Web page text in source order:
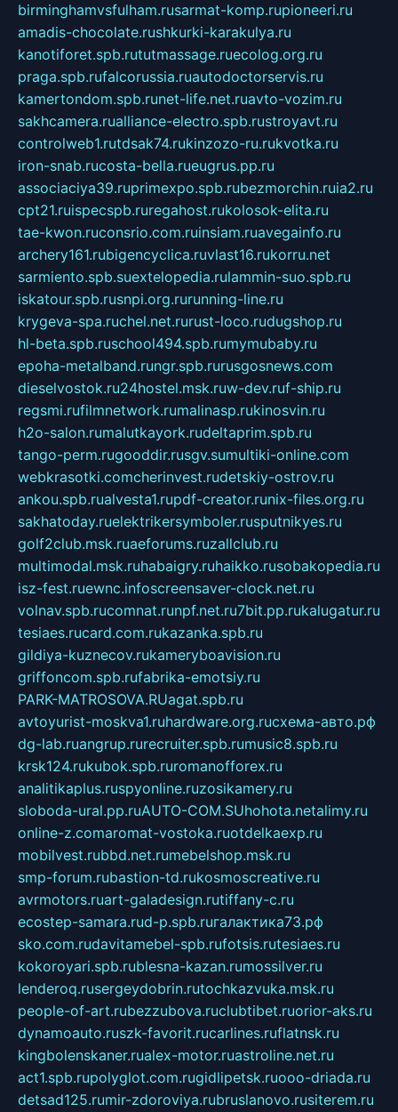
birminghamvsfulham.rusarmat-komp.rupioneeri.ru
amadis-chocolate.rushkurki-karakulya.ru
kanotiforet.spb.rututmassage.ruecolog.org.ru
praga.spb.rufalcorussia.ruautodoctorservis.ru
kamertondom.spb.runet-life.net.ruavto-vozim.ru
sakhcamera.rualliance-electro.spb.rustroyavt.ru
controlweb1.rutdsak74.rukinzozo-ru.rukvotka.ru
iron-snab.rucosta-bella.rueugrus.pp.ru
associaciya39.ruprimexpo.spb.rubezmorchin.ruia2.ru
cpt21.ruispecspb.ruregahost.rukolosok-elita.ru
tae-kwon.ruconsrio.com.ruinsiam.ruavegainfo.ru
archery161.rubigencyclica.ruvlast16.rukorru.net
sarmiento.spb.suextelopedia.rulammin-suo.spb.ru
iskatour.spb.rusnpi.org.rurunning-line.ru
krygeva-spa.ruchel.net.rurust-loco.rudugshop.ru
hl-beta.spb.ruschool494.spb.rumymubaby.ru
epoha-metalband.rungr.spb.rurusgosnews.com
dieselvostok.ru24hostel.msk.ruw-dev.ruf-ship.ru
regsmi.rufilmnetwork.rumalinasp.rukinosvin.ru
h2o-salon.rumalutkayork.rudeltaprim.spb.ru
tango-perm.rugooddir.rusgv.sumultiki-online.com
webkrasotki.comcherinvest.rudetskiy-ostrov.ru
ankou.spb.rualvesta1.rupdf-creator.runix-files.org.ru
sakhatoday.ruelektrikersymboler.rusputnikyes.ru
golf2club.msk.ruaeforums.ruzallclub.ru
multimodal.msk.ruhabaigry.ruhaikko.rusobakopedia.ru
isz-fest.ruewnc.infoscreensaver-clock.net.ru
volnav.spb.rucomnat.runpf.net.ru7bit.pp.rukalugatur.ru
tesiaes.rucard.com.rukazanka.spb.ru
gildiya-kuznecov.rukameryboavision.ru
griffoncom.spb.rufabrika-emotsiy.ru
PARK-MATROSOVA.RUagat.spb.ru
avtoyurist-moskva1.ruhardware.org.ruсхема-авто.рф
dg-lab.ruangrup.rurecruiter.spb.rumusic8.spb.ru
krsk124.rukubok.spb.ruromanofforex.ru
analitikaplus.ruspyonline.ruzosikamery.ru
sloboda-ural.pp.ruAUTO-COM.SUhohota.netalimy.ru
online-z.comaromat-vostoka.ruotdelkaexp.ru
mobilvest.rubbd.net.rumebelshop.msk.ru
smp-forum.rubastion-td.rukosmoscreative.ru
avrmotors.ruart-galadesign.rutiffany-c.ru
ecostep-samara.rud-p.spb.ruгалактика73.рф
sko.com.rudavitamebel-spb.rufotsis.rutesiaes.ru
kokoroyari.spb.rublesna-kazan.rumossilver.ru
lenderoq.rusergeydobrin.rutochkazvuka.msk.ru
people-of-art.rubezzubova.ruclubtibet.ruorior-aks.ru
dynamoauto.ruszk-favorit.rucarlines.ruflatnsk.ru
kingbolenskaner.rualex-motor.ruastroline.net.ru
act1.spb.rupolyglot.com.rugidlipetsk.ruooo-driada.ru
detsad125.rumir-zdoroviya.rubruslanovo.rusiterem.ru